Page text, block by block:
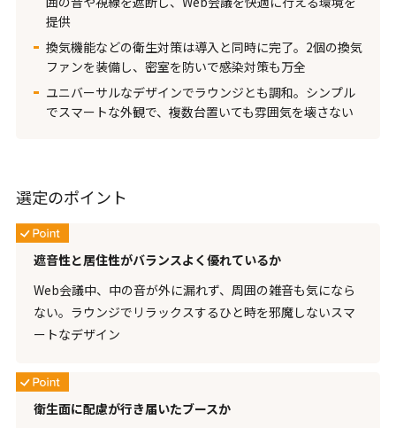
提供
換気機能などの衛生対策は導入と同時に完了。2個の換気
ファンを装備し、密室を防いで感染対策も万全
ユニバーサルなデザインでラウンジとも調和。シンプル
でスマートな外観で、複数台置いても雰囲気を壊さない
選定のポイント
遮音性と居住性がバランスよく優れているか
Web会議中、中の音が外に漏れず、周囲の雑音も気になら
ない。ラウンジでリラックスするひと時を邪魔しないスマ
ートなデザイン
衛生面に配慮が行き届いたブースか